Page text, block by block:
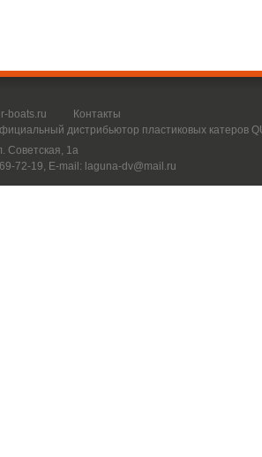
boats.ru
Контакты
дистрибьютор пластиковых катеров
Советская, 1а
72-19, E-mail: laguna-dv@mail.ru